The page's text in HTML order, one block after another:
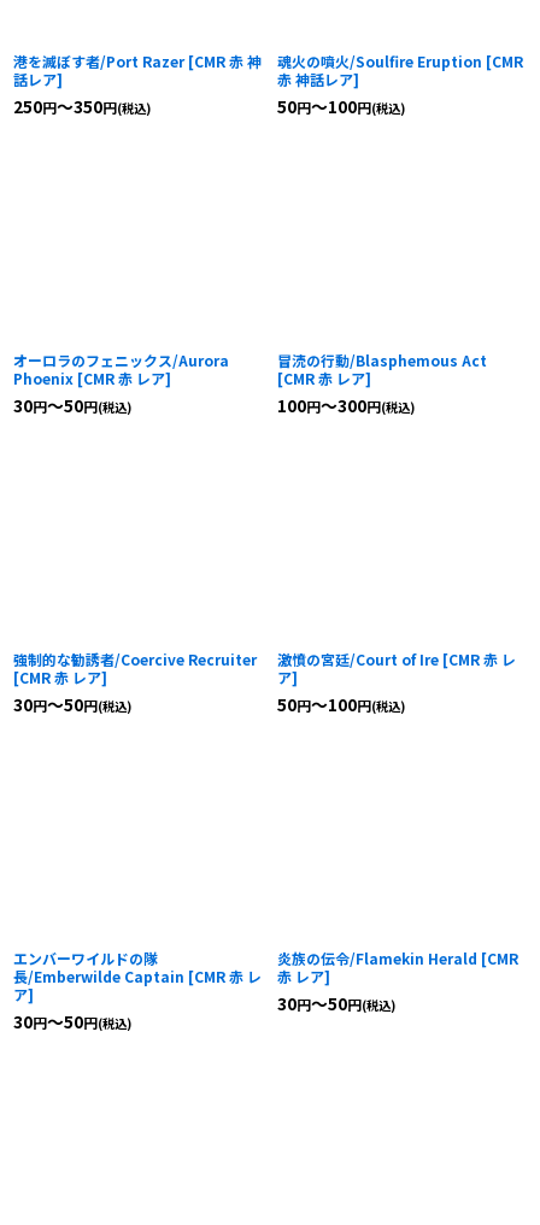
港を滅ぼす者/Port Razer [CMR 赤 神
話レア]
250円～350円(税込)
魂火の噴火/Soulfire Eruption [CMR
赤 神話レア]
50円～100円(税込)
オーロラのフェニックス/Aurora
Phoenix [CMR 赤 レア]
30円～50円(税込)
冒涜の行動/Blasphemous Act
[CMR 赤 レア]
100円～300円(税込)
強制的な勧誘者/Coercive Recruiter
[CMR 赤 レア]
30円～50円(税込)
激憤の宮廷/Court of Ire [CMR 赤 レ
ア]
50円～100円(税込)
エンバーワイルドの隊
長/Emberwilde Captain [CMR 赤 レ
ア]
30円～50円(税込)
炎族の伝令/Flamekin Herald [CMR
赤 レア]
30円～50円(税込)